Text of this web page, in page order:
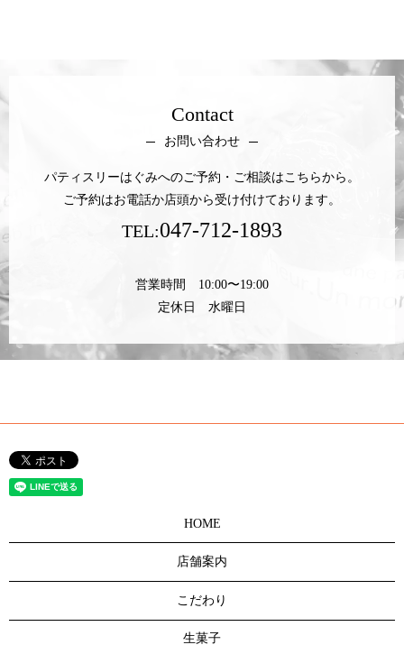
Contact
お問い合わせ
パティスリーはぐみへのご予約・ご相談はこちらから。
ご予約はお電話か店頭から受け付けております。
TEL:047-712-1893
営業時間 10:00〜19:00
定休日 水曜日
HOME
店舗案内
こだわり
生菓子